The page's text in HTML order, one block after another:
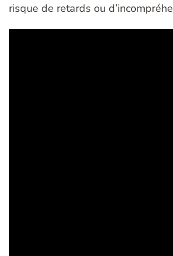
risque de retards ou